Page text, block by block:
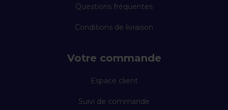
Questions fréquentes
Conditions de livraison
Votre commande
Espace client
Suivi de commande